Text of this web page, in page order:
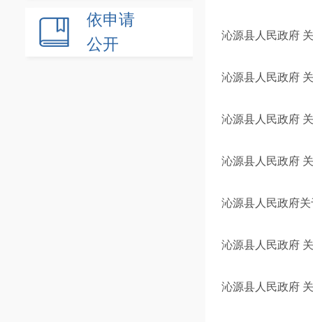
依申请
公开
沁源县人民政府
沁源县人民政府
沁源县人民政府
沁源县人民政府
沁源县人民政府
沁源县人民政府
沁源县人民政府